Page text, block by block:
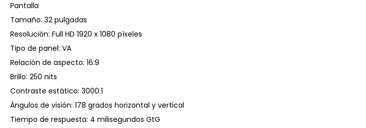
Pantalla
Tamaño: 32 pulgadas
Resolución: Full HD 1920 x 1080 píxeles
Tipo de panel: VA
Relación de aspecto: 16:9
Brillo: 250 nits
Contraste estático: 3000:1
Ángulos de visión: 178 grados horizontal y vertical
Tiempo de respuesta: 4 milisegundos GtG